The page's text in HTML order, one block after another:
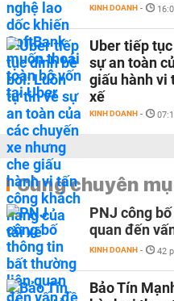
KINH DOANH -
Uber tiếp
sự an toàn
giấu hành vi
xế
KINH DOANH -
Cùng chuyên
PNJ công
quan đến
KINH DOANH - 42
Bảo Tín